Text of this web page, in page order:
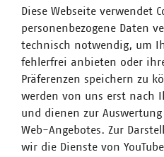
Bundesministeriums für
Staatsmodernisierung zum
Deutschland aus dem Jahre
Unternehmenskategorie im
Glasfaserausbaus. Mehr als
Glasfaseranschluss wurde
bieten kommunale
Mobilfunkantennen sowie
Glasfaser- und Stromnetz an.
Diese Webseite verwendet
personenbezogene Daten
technisch notwendig, um
fehlerfrei anbieten oder
Präferenzen speichern zu
werden von uns erst nach
und dienen zur
Web-Angebotes. Zur
wir die Dienste von